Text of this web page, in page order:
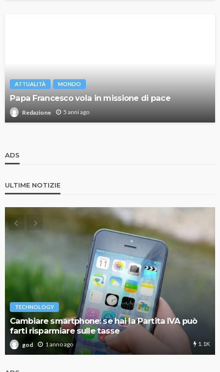
ATTUALITÀ MONDO
Papa Francesco vola in missione di pace
Redazione 5 anni ago
ADS
ULTIME NOTIZIE
TECHNOLOGY
Cambiare smartphone: se hai la Partita IVA può
farti risparmiare sulle tasse
god 1 anno ago 1.1K